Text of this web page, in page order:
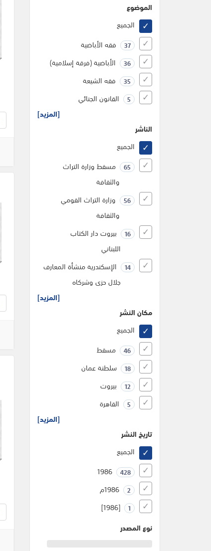
الموضوع
الجميع
37 فقه الأباضية
36 الأباضية (فرقة إسلامية)
35 فقه الشيعة
5
القانون الجنائي
[المزيد]
الناشر
الجميع
65
مسقط وزارة التراث
والثقافة
56
وزارة التراث القومي
والثقافة
16
بيروت دار الكتاب
اللبناني
14
الإسكندرية منشأة المعارف
جلال حزى وشركاه
[المزيد]
مكان النشر
الجميع
46 مسقط
18 سلطنة عمان
12 بيروت
5
القاهرة
[المزيد]
تاريخ النشر
الجميع
428
2
1
[1986]
نوع المصدر